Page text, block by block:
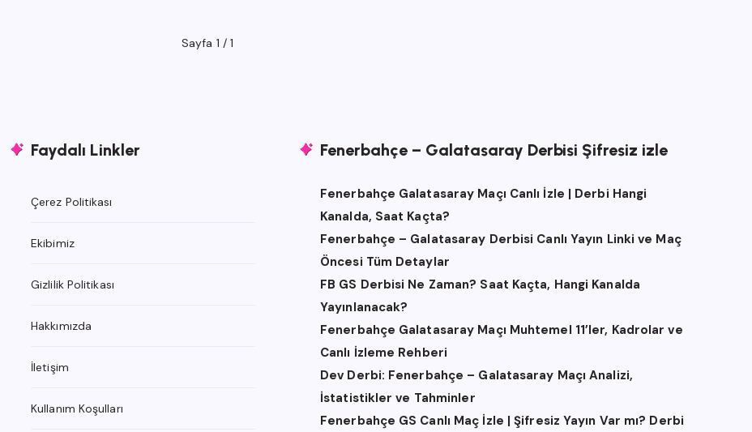
Sayfa 1 / 1
Faydalı Linkler
Çerez Politikası
Ekibimiz
Gizlilik Politikası
Hakkımızda
İletişim
Kullanım Koşulları
Fenerbahçe – Galatasaray Derbisi Şifresiz izle
Fenerbahçe Galatasaray Maçı Canlı İzle | Derbi Hangi
Kanalda, Saat Kaçta?
Fenerbahçe – Galatasaray Derbisi Canlı Yayın Linki ve Maç
Öncesi Tüm Detaylar
FB GS Derbisi Ne Zaman? Saat Kaçta, Hangi Kanalda
Yayınlanacak?
Fenerbahçe Galatasaray Maçı Muhtemel 11’ler, Kadrolar ve
Canlı İzleme Rehberi
Dev Derbi: Fenerbahçe – Galatasaray Maçı Analizi,
İstatistikler ve Tahminler
Fenerbahçe GS Canlı Maç İzle | Şifresiz Yayın Var mı? Derbi